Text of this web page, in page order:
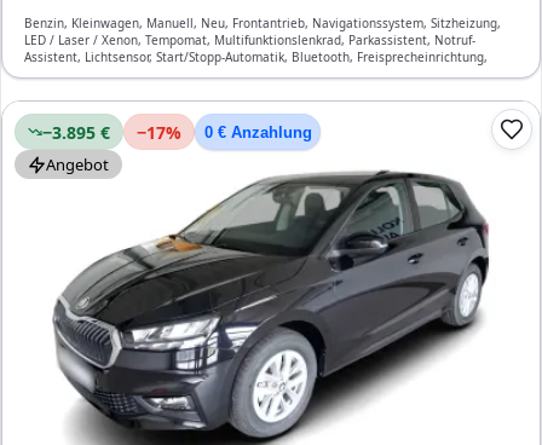
Benzin, Kleinwagen, Manuell, Neu, Frontantrieb, Navigationssystem, Sitzheizung,
LED / Laser / Xenon, Tempomat, Multifunktionslenkrad, Parkassistent, Notruf-
Assistent, Lichtsensor, Start/Stopp-Automatik, Bluetooth, Freisprecheinrichtung,
Verkehrszeichen-Erkennung, ESP, ABS, Klimaanlage, Front-, Seiten- und weitere
−3.895 € −17% 0 € Anzahlung
Angebot